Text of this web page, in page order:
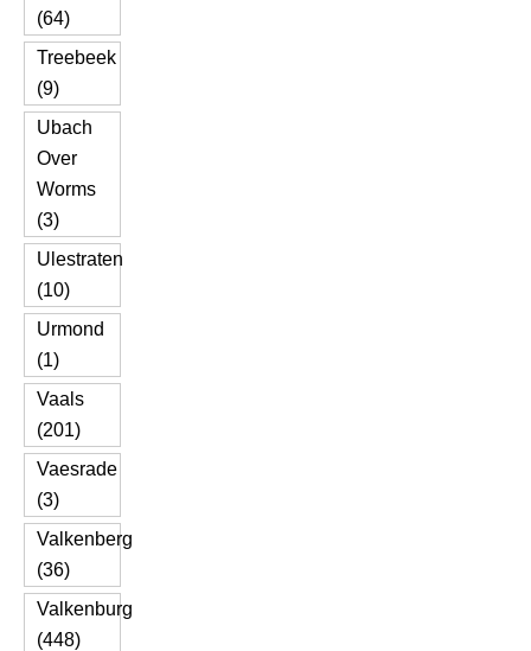
(64)
Treebeek
(9)
Ubach
Over
Worms
(3)
Ulestraten
(10)
Urmond
(1)
Vaals
(201)
Vaesrade
(3)
Valkenberg
(36)
Valkenburg
(448)